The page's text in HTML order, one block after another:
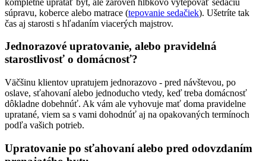
súpravu, koberce alebo matrace (tepovanie sedačiek). Ušetríte tak
čas aj starosti s hľadaním viacerých majstrov.
Jednorazové upratovanie, alebo pravidelná
starostlivosť o domácnosť?
Väčšinu klientov upratujem jednorazovo - pred návštevou, po
oslave, sťahovaní alebo jednoducho vtedy, keď treba domácnosť
dôkladne dobehnúť. Ak vám ale vyhovuje mať doma pravidelne
upratané, viem sa s vami dohodnúť aj na opakovaných termínoch
podľa vašich potrieb.
Upratovanie po sťahovaní alebo pred odovzdaním